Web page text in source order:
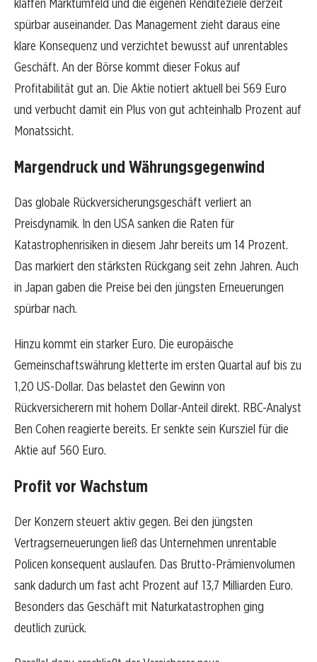
klaffen Marktumfeld und die eigenen Renditeziele derzeit
spürbar auseinander. Das Management zieht daraus eine
klare Konsequenz und verzichtet bewusst auf unrentables
Geschäft. An der Börse kommt dieser Fokus auf
Profitabilität gut an. Die Aktie notiert aktuell bei 569 Euro
und verbucht damit ein Plus von gut achteinhalb Prozent auf
Monatssicht.
Margendruck und Währungsgegenwind
Das globale Rückversicherungsgeschäft verliert an
Preisdynamik. In den USA sanken die Raten für
Katastrophenrisiken in diesem Jahr bereits um 14 Prozent.
Das markiert den stärksten Rückgang seit zehn Jahren. Auch
in Japan gaben die Preise bei den jüngsten Erneuerungen
spürbar nach.
Hinzu kommt ein starker Euro. Die europäische
Gemeinschaftswährung kletterte im ersten Quartal auf bis zu
1,20 US-Dollar. Das belastet den Gewinn von
Rückversicherern mit hohem Dollar-Anteil direkt. RBC-Analyst
Ben Cohen reagierte bereits. Er senkte sein Kursziel für die
Aktie auf 560 Euro.
Profit vor Wachstum
Der Konzern steuert aktiv gegen. Bei den jüngsten
Vertragserneuerungen ließ das Unternehmen unrentable
Policen konsequent auslaufen. Das Brutto-Prämienvolumen
sank dadurch um fast acht Prozent auf 13,7 Milliarden Euro.
Besonders das Geschäft mit Naturkatastrophen ging
deutlich zurück.